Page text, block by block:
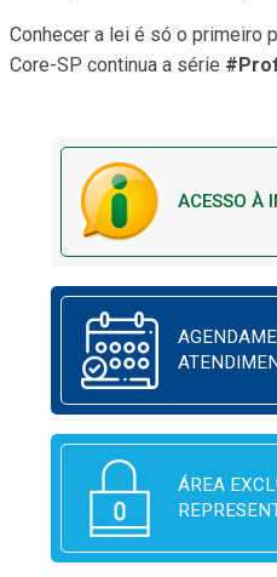
Conhecer a lei é só o primeiro
Core-SP continua a série
ACESSO À
ÁREA